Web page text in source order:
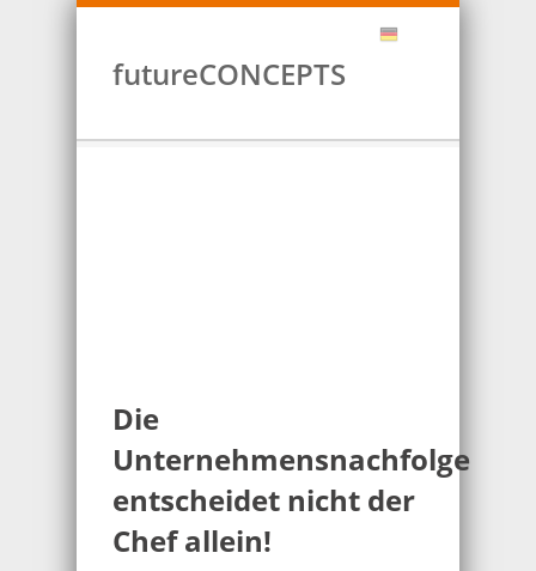
futureCONCEPTS
Die
Unternehmensnachfolge
entscheidet nicht der
Chef allein!